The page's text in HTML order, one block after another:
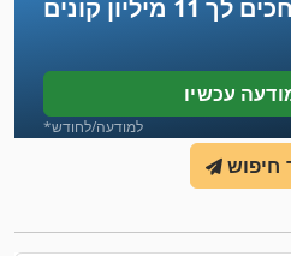
לך 11 מיליון קונים
עכשיו
*למודעה/לחודש
חיפוש